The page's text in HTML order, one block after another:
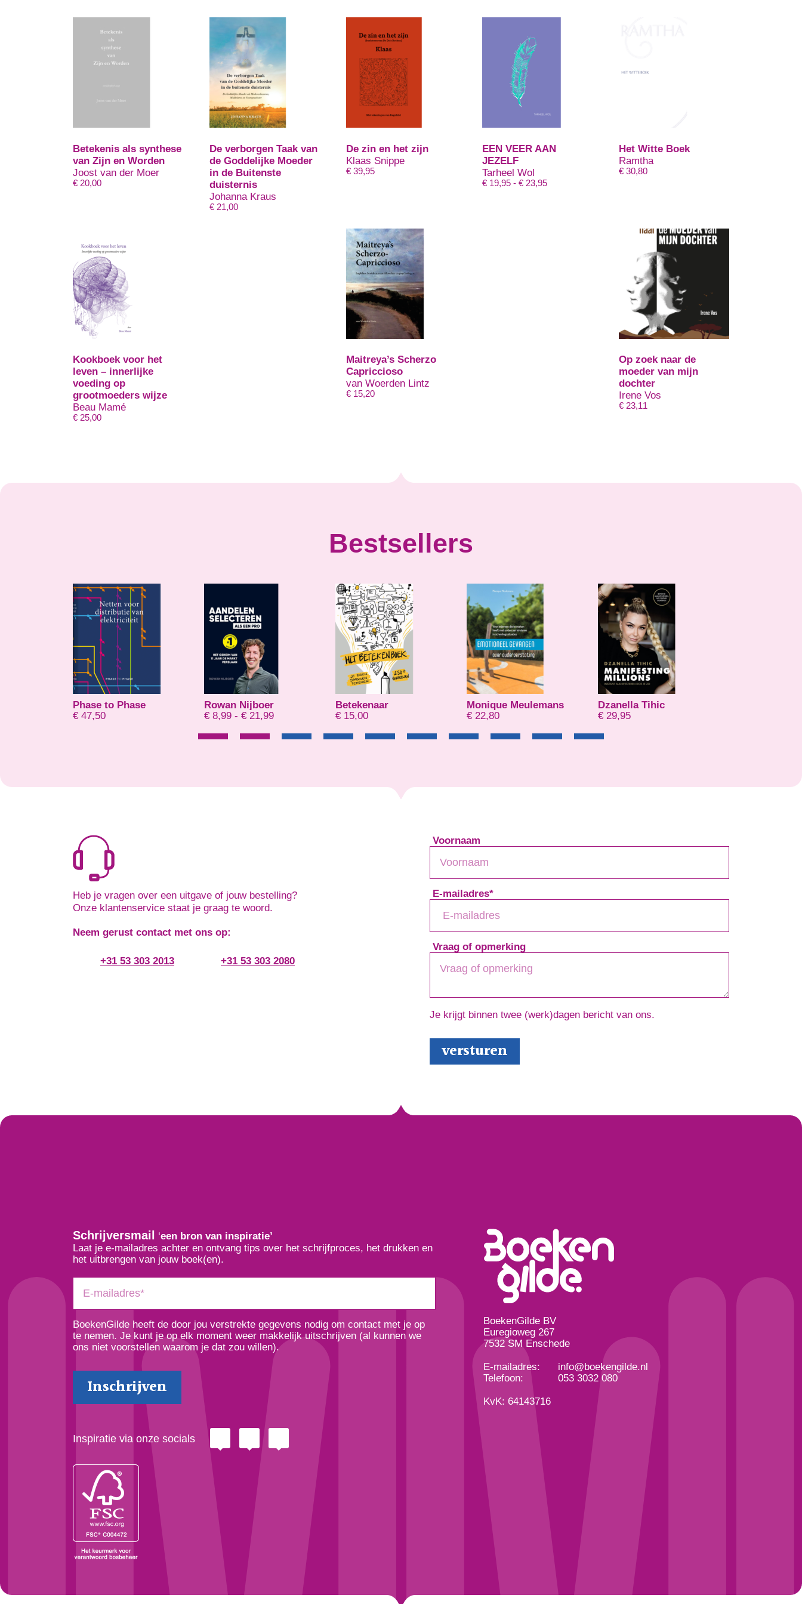
Betekenis als synthese
van Zijn en Worden
Joost van der Moer
€ 20,00
De verborgen Taak van
de Goddelijke Moeder
in de Buitenste
duisternis
Johanna Kraus
€21,00
De zin en het zijn
Klaas Snippe
€39,95
EEN VEER AAN
JEZELF
Tarheel Wol
€ 19,95 - € 23,95Prijsklasse:
Het Witte Boek
Ramtha
€ 30,80
Kookboek voor het
leven – innerlijke
voeding op
grootmoeders wijze
Beau Mamé
€ 25,00
Maitreya’s Scherzo
Capriccioso
van Woerden Lintz
€15,20
Op zoek naar de
moeder van mijn
dochter
Irene Vos
€ 23,11
Bestsellers
Phase to Phase
€ 47,50
Rowan Nijboer
€ 8,99 - € 21,99
Betekenaar
€ 15,00
Monique Meulemans
€ 22,80
Dzanella Tihic
€ 29,95
Heb je vragen over een uitgave of jouw bestelling?
Onze klantenservice staat je graag te woord.
Neem gerust contact met ons op:
+31 53 303 2013 +31 53 303 2080
Voornaam
E-mailadres*
Vraag of opmerking
Je krijgt binnen twee (werk)dagen bericht van ons.
Schrijversmail ‘een bron van inspiratie’
Laat je e-mailadres achter en ontvang tips over het schrijfproces, het drukken en
het uitbrengen van jouw boek(en).
BoekenGilde heeft de door jou verstrekte gegevens nodig om contact met je op
te nemen. Je kunt je op elk moment weer makkelijk uitschrijven (al kunnen we
ons niet voorstellen waarom je dat zou willen).
Inspiratie via onze socials
BoekenGilde BV
Euregioweg 267
7532 SM Enschede
E-mailadres:
info@boekengilde.nl
Telefoon:
053 3032 080
KvK: 64143716